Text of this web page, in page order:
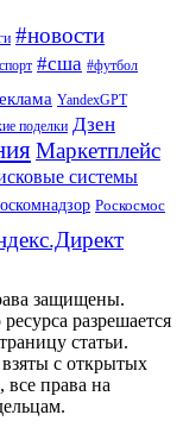
#новости
#сша #футбол
YandexGPT
поделки Дзен
Маркетплейс
системы
Роскосмос
защищены.
разрешается
статьи.
с открытых
все права на